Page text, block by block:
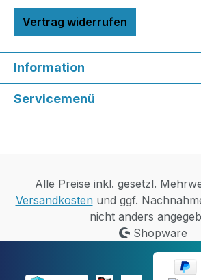
Vertrag widerrufen
Information
Servicemenü
Alle Preise inkl. gesetzl.
Versandkostenund ggf.
nicht anders
Shopware